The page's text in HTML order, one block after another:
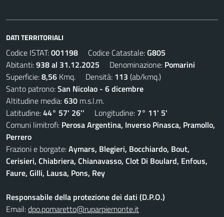
DATI TERRITORIALI
Codice ISTAT:001198 Codice Catastale:G805
Abitanti:938 al 31.12.2025 Denominazione: Pomarini
Superficie:8,56 Kmq. Densità: 113 (ab/kmq.)
Santo patrono:San Nicolao - 6 dicembre
Altitudine media:630 m.s.l.m.
Latitudine:44° 57' 26'' Longitudine: 7° 11' 5'
Comuni limitrofi: Perosa Argentina, Inverso Pinasca, Pramollo,
Perrero
Frazioni e borgate:Aymars, Blegieri, Bocchiardo, Bout,
Cerisieri, Chiabriera, Chianavasso, Clot Di Boulard, Enfous,
Faure, Gilli, Lausa, Pons, Rey
Responsabile della protezione dei dati (D.P.O.)
Email:dpo.pomaretto@ruparpiemonte.it